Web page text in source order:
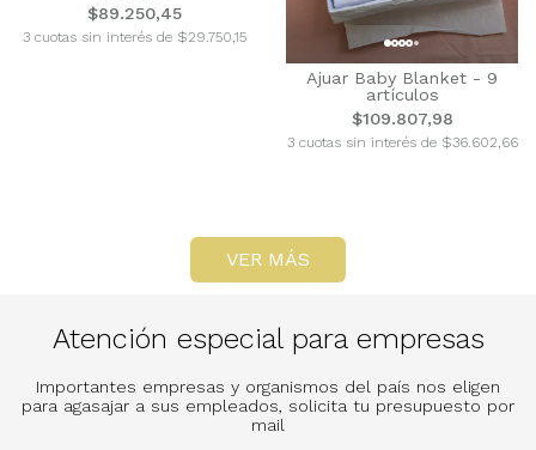
$89.250,45
3 cuotas sin interés de $29.750,15
Ajuar Baby Blanket - 9
artículos
$109.807,98
3 cuotas sin interés de $36.602,66
VER MÁS
Atención especial para empresas
Importantes empresas y organismos del país nos eligen
para agasajar a sus empleados, solicita tu presupuesto por
mail